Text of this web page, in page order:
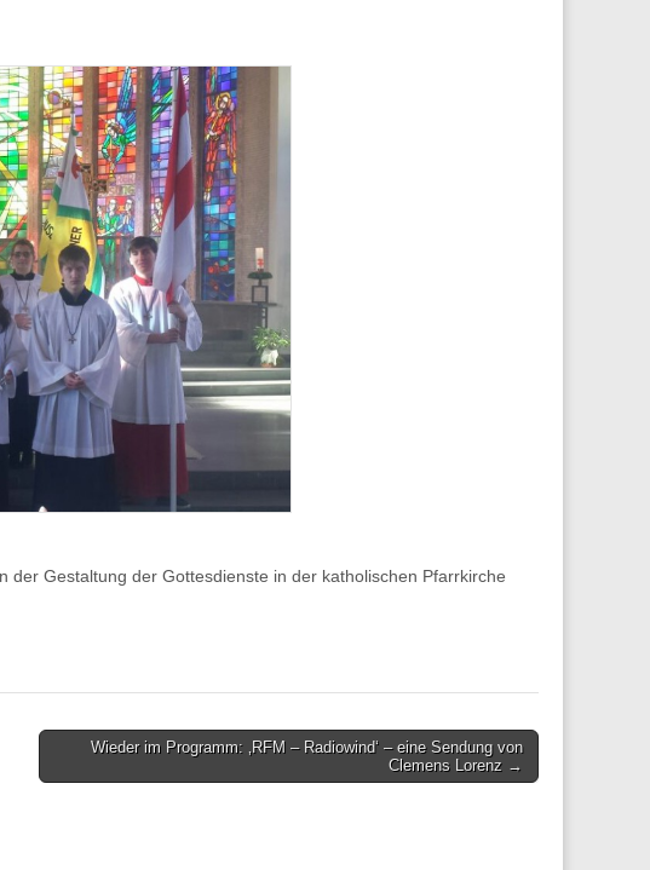
Gestaltung der Gottesdienste in der katholischen Pfarrkirche
Wieder im Programm: ‚RFM – Radiowind‘ – eine Sendung von
Clemens Lorenz →